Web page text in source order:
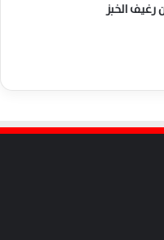
رغيف الخبز